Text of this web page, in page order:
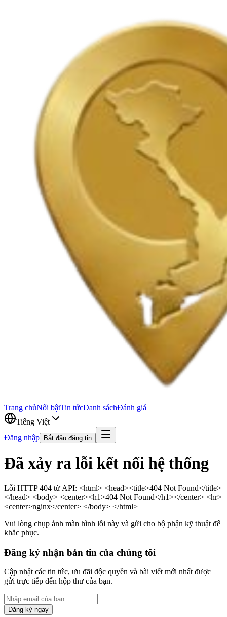
Trang chủNổi bậtTin tứcDanh sáchĐánh giá
Tiếng Việt
Đăng nhập
Bắt đầu đăng tin
Đã xảy ra lỗi kết nối hệ thống
Lỗi HTTP 404 từ API: <html> <head><title>404 Not Found</title>
</head> <body> <center><h1>404 Not Found</h1></center> <hr>
<center>nginx</center> </body> </html>
Vui lòng chụp ảnh màn hình lỗi này và gửi cho bộ phận kỹ thuật để
khắc phục.
Đăng ký nhận bản tin của chúng tôi
Cập nhật các tin tức, ưu đãi độc quyền và bài viết mới nhất được
gửi trực tiếp đến hộp thư của bạn.
Đăng ký ngay